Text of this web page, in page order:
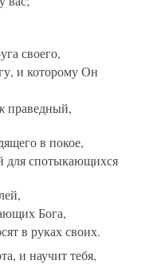
своего,
и которому Он
праведный,
в покое,
для спотыкающихся
Бога,
в руках своих.
и научит тебя,